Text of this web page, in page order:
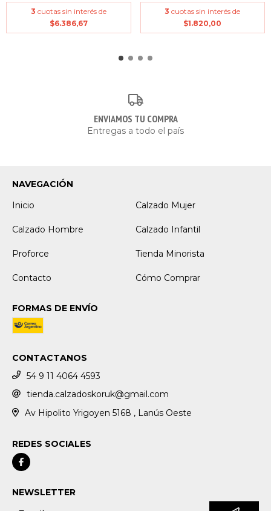
3 cuotas sin interés de
$6.386,67
3 cuotas sin interés de
$1.820,00
ENVIAMOS TU COMPRA
Entregas a todo el país
NAVEGACIÓN
Inicio
Calzado Mujer
Calzado Hombre Calzado Infantil
Proforce Tienda Minorista
Contacto Cómo Comprar
FORMAS DE ENVÍO
CONTACTANOS
54 9 11 4064 4593
tienda.calzadoskoruk@gmail.com
Av Hipolito Yrigoyen 5168 , Lanús Oeste
REDES SOCIALES
NEWSLETTER